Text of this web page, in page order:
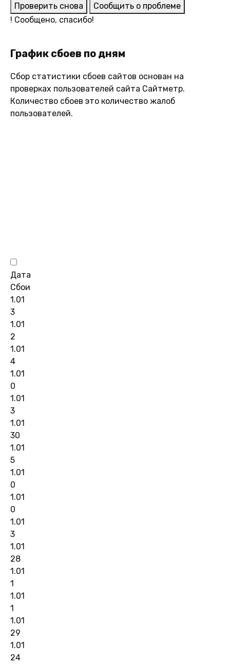
Проверить снова
Сообщить о проблеме
! Сообщено, спасибо!
График сбоев по дням
Сбор статистики сбоев сайтов основан на
проверках пользователей сайта Сайтметр.
Количество сбоев это количество жалоб
пользователей.
Дата
Сбои
1.01
3
1.01
2
1.01
4
1.01
0
1.01
3
1.01
30
1.01
5
1.01
0
1.01
0
1.01
3
1.01
28
1.01
1
1.01
1
1.01
29
1.01
24